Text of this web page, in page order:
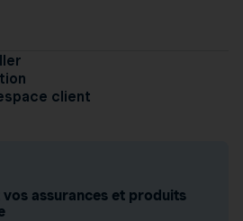
client
assurances et produits